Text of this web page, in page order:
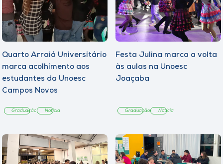
A+
A-
Quarto Arraiá Universitário
marca acolhimento aos
estudantes da Unoesc
Campos Novos
Graduação Notícia
Festa Julina marca a volta
às aulas na Unoesc
Joaçaba
Graduação Notícia